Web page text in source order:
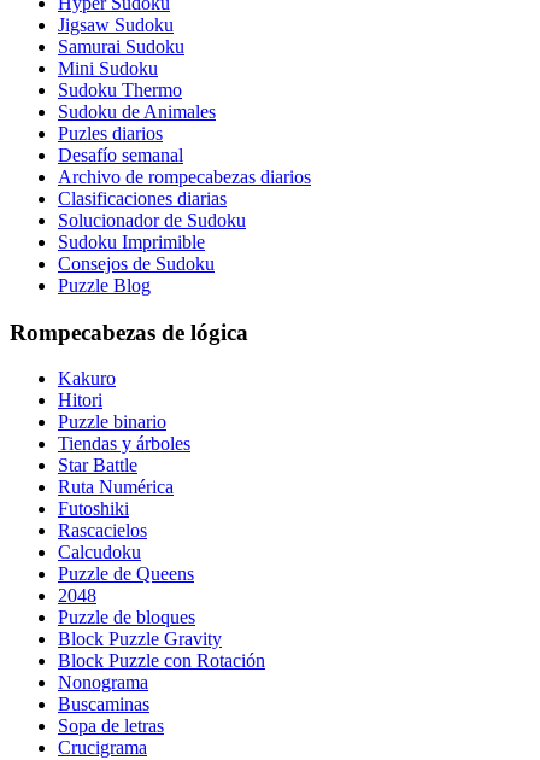
Jigsaw Sudoku
Samurai Sudoku
Mini Sudoku
Sudoku Thermo
Sudoku de Animales
Puzles diarios
Desafío semanal
Archivo de rompecabezas diarios
Clasificaciones diarias
Solucionador de Sudoku
Sudoku Imprimible
Consejos de Sudoku
Puzzle Blog
Rompecabezas de lógica
Kakuro
Hitori
Puzzle binario
Tiendas y árboles
Star Battle
Ruta Numérica
Futoshiki
Rascacielos
Calcudoku
Puzzle de Queens
2048
Puzzle de bloques
Block Puzzle Gravity
Block Puzzle con Rotación
Nonograma
Buscaminas
Sopa de letras
Crucigrama